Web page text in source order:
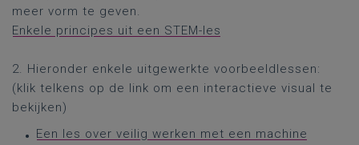
meer vorm te geven.
Enkele principes uit een STEM-les
2. Hieronder enkele uitgewerkte voorbeeldlessen:
(klik telkens op de link om een interactieve visual te
bekijken)
Een les over veilig werken met een machine